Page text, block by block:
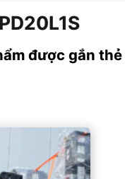
được gắn thẻ